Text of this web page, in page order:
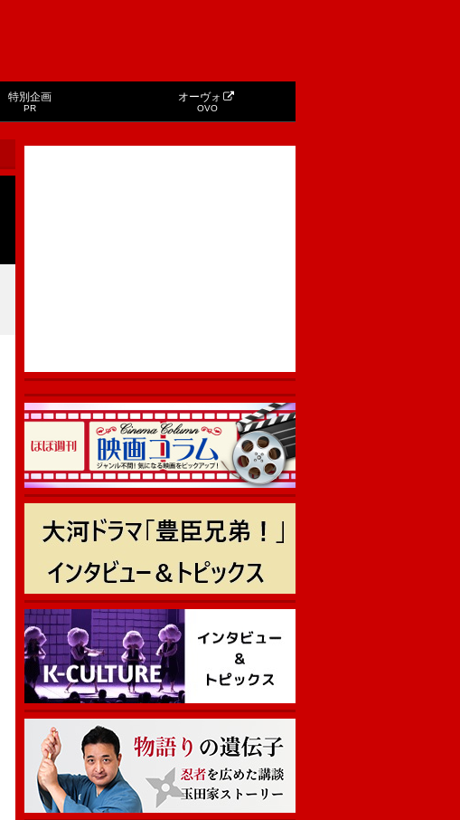
特別企画
PR
オーヴォ
OVO